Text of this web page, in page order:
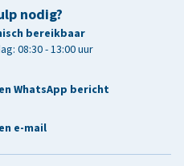
nodig?
bereikbaar
08:30 - 13:00 uur
WhatsApp bericht
e-mail